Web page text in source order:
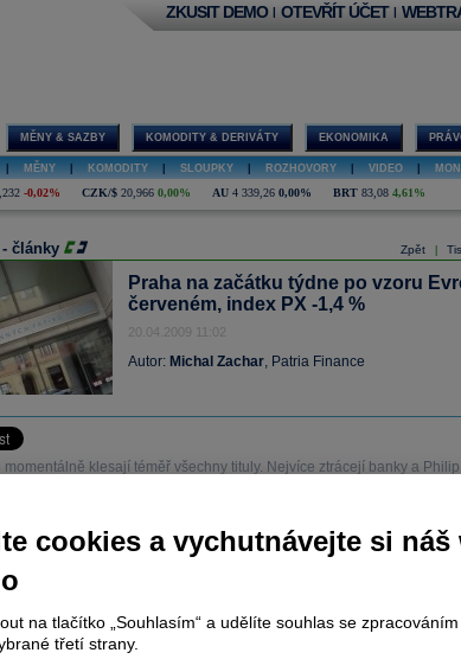
ZKUSIT DEMO | OTEVŘÍT ÚČET |
MĚNY & SAZBY KOMODITY & DERIVÁTY EKONOMIKA
MĚNY KOMODITY SLOUPKY ROZHOVORY VIDEO
-0,02% CZK/$ 20,966 0,00% AU 4 339,26 0,00% BRT 83,08 4,61%
Zpět
- články
Praha na začátku týdne po vzoru
červeném, index PX -1,4 %
20.04.2009 11:02
Autor: Michal Zachar, Patria Finance
momentálně klesají téměř všechny tituly. Nejvíce ztrácejí banky a
článku je dostupné jen klientům placených služeb
služeb, potom je nutné sePřihlásit.
cookies a vychutnávejte si náš
na tlačítko „Souhlasím“ a udělíte souhlas se
třetí strany.